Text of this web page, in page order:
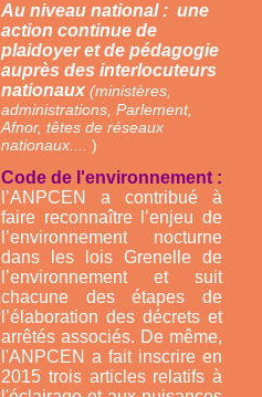
Au niveau national : une
action continue de
plaidoyer et de pédagogie
auprès des interlocuteurs
nationaux (ministères,
administrations, Parlement,
Afnor, têtes de réseaux
nationaux....
)
Code de l'environnement :
l’ANPCEN a contribué à
faire reconnaître l’enjeu de
l’environnement nocturne
dans les lois Grenelle de
l’environnement et suit
chacune des étapes de
l’élaboration des décrets et
arrêtés associés. De même,
l'ANPCEN a fait inscrire en
2015 trois articles relatifs à